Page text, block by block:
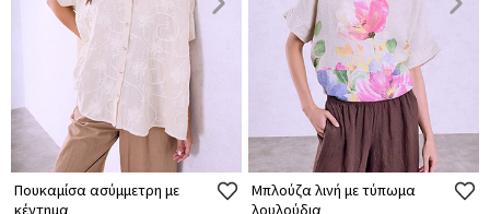
Πουκαμίσα ασύμμετρη με
κέντημα
Μπλούζα λινή με τύπωμα
λουλούδια